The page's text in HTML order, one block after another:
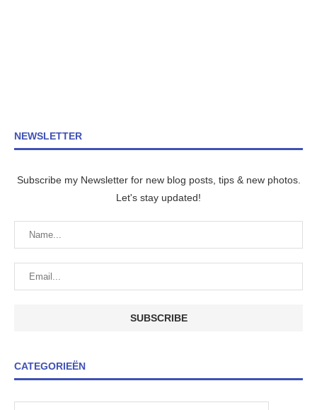
NEWSLETTER
Subscribe my Newsletter for new blog posts, tips & new photos.
Let's stay updated!
CATEGORIEËN